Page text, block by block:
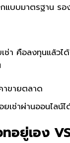
บบมาตรฐาน รอ
ช่า คือลงทุนแล้วไ
าขายตลาด
เช่าผ่านออนไลน์ไ
ทอยู่เอง